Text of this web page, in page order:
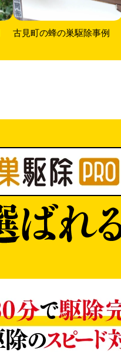
古見町の蜂の巣駆除事例